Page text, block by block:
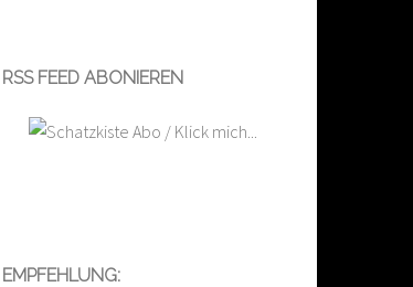
RSS FEED ABONIEREN
EMPFEHLUNG: